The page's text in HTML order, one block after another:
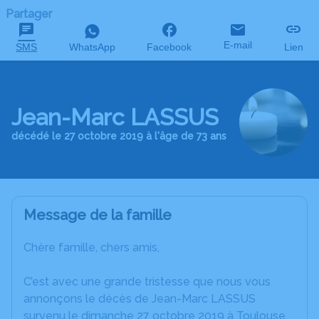
Partager
SMS WhatsApp Facebook E-mail Lien
Jean-Marc LASSUS
décédé le 27 octobre 2019 à l'âge de 73 ans
Message de la famille
Chère famille, chers amis,
C’est avec une grande tristesse que nous vous
annonçons le décès de Jean-Marc LASSUS
survenu le dimanche 27 octobre 2019 à Toulouse.